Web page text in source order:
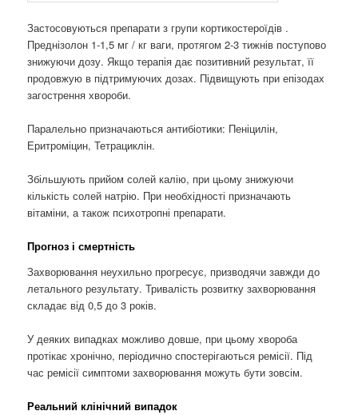
Застосовуються препарати з групи кортикостероїдів .
Преднізолон 1-1,5 мг / кг ваги, протягом 2-3 тижнів поступово
знижуючи дозу. Якщо терапія дає позитивний результат, її
продовжую в підтримуючих дозах. Підвищують при епізодах
загострення хвороби.
Паралельно призначаються антибіотики: Пеніцилін,
Еритроміцин, Тетрациклін.
Збільшують прийом солей калію, при цьому знижуючи
кількість солей натрію. При необхідності призначають
вітаміни, а також психотропні препарати.
Прогноз і смертність
Захворювання неухильно прогресує, призводячи завжди до
летального результату. Тривалість розвитку захворювання
складає від 0,5 до 3 років.
У деяких випадках можливо довше, при цьому хвороба
протікає хронічно, періодично спостерігаються ремісії. Під
час ремісії симптоми захворювання можуть бути зовсім.
Реальний клінічний випадок